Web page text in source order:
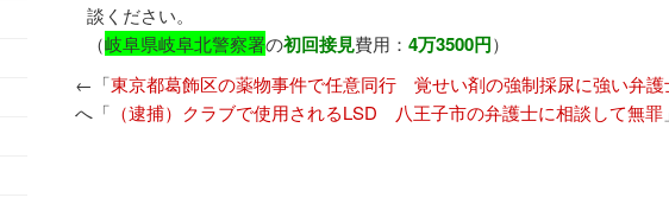
談ください。
（岐阜県岐阜北警察署の初回接見費用： 4万3500円）
←「東京都葛飾区の薬物事件で任意同行 覚せい剤の強制採尿に強い弁護
へ「 （逮捕）クラブで使用されるLSD 八王子市の弁護士に相談して無罪